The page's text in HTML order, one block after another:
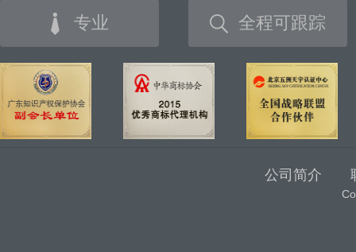
专业 全程可跟踪
公司简介